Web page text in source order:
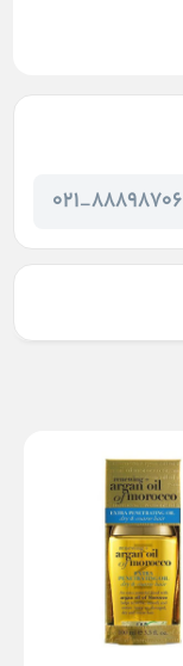
88898706_021